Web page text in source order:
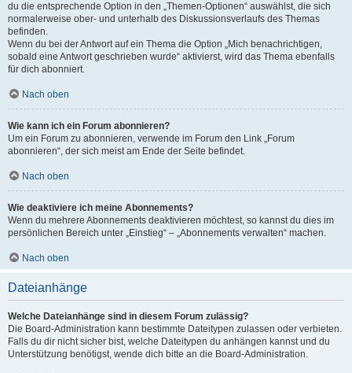
du die entsprechende Option in den „Themen-Optionen“ auswählst, die sich
normalerweise ober- und unterhalb des Diskussionsverlaufs des Themas
befinden.
Wenn du bei der Antwort auf ein Thema die Option „Mich benachrichtigen,
sobald eine Antwort geschrieben wurde“ aktivierst, wird das Thema ebenfalls
für dich abonniert.
Nach oben
Wie kann ich ein Forum abonnieren?
Um ein Forum zu abonnieren, verwende im Forum den Link „Forum
abonnieren“, der sich meist am Ende der Seite befindet.
Nach oben
Wie deaktiviere ich meine Abonnements?
Wenn du mehrere Abonnements deaktivieren möchtest, so kannst du dies im
persönlichen Bereich unter „Einstieg“ – „Abonnements verwalten“ machen.
Nach oben
Dateianhänge
Welche Dateianhänge sind in diesem Forum zulässig?
Die Board-Administration kann bestimmte Dateitypen zulassen oder verbieten.
Falls du dir nicht sicher bist, welche Dateitypen du anhängen kannst und du
Unterstützung benötigst, wende dich bitte an die Board-Administration.